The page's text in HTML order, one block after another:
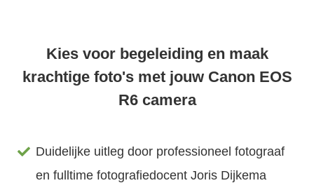
Kies voor begeleiding en maak
krachtige foto's met jouw Canon EOS
R6 camera
Duidelijke uitleg door professioneel fotograaf
en fulltime fotografiedocent Joris Dijkema